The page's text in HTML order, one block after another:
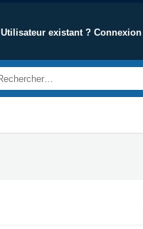
Utilisateur existant ? Connexion